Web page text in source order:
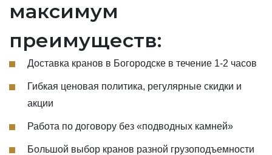
максимум
преимуществ:
Доставка кранов в Богородске в течение 1-2 часов
Гибкая ценовая политика, регулярные скидки и
акции
Работа по договору без «подводных камней»
Большой выбор кранов разной грузоподъемности